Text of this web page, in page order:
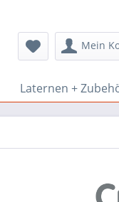
Mein
Laternen +